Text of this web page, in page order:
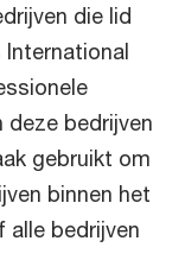
die lid
deze bedrijven
gebruikt om
binnen het
alle bedrijven